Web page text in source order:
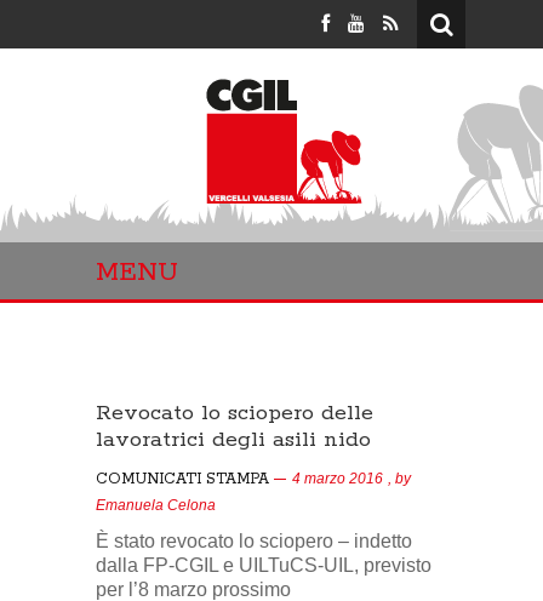
MENU
Revocato lo sciopero delle
lavoratrici degli asili nido
COMUNICATI STAMPA 4 marzo 2016 , by
Emanuela Celona
È stato revocato lo sciopero – indetto
dalla FP-CGIL e UILTuCS-UIL, previsto
per l’8 marzo prossimo